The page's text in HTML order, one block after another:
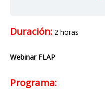
Duración: 2 horas
Webinar FLAP
Programa: